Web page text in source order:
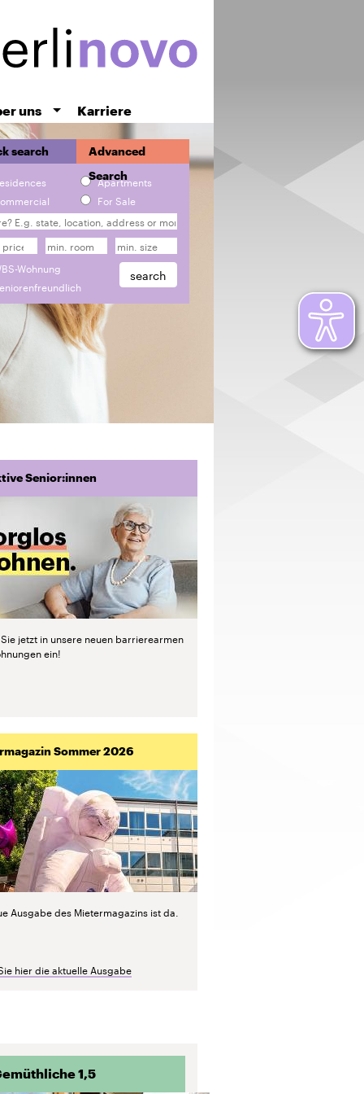
uns Karriere
Advanced
Search
search
Apartments
For Sale
Wohnung
Senior:innen
jetzt in unsere neuen barrierearmen
ein!
Sommer 2026
Ausgabe des Mietermagazins ist da.
hier die aktuelle Ausgabe
1,5